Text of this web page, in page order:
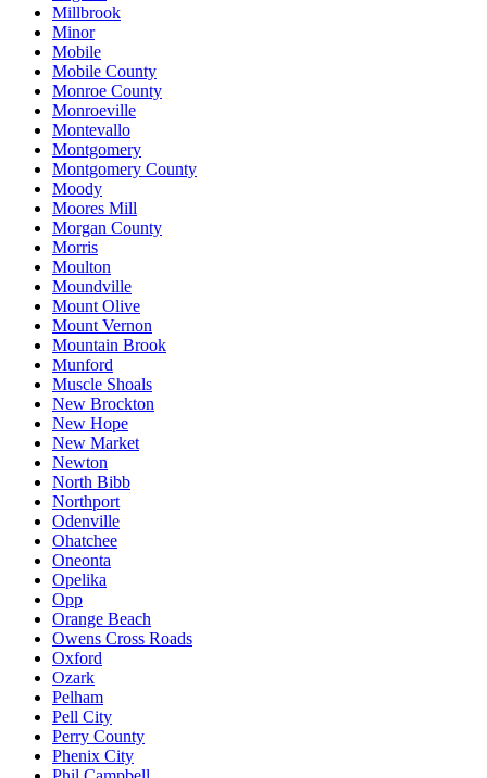
Millbrook
Minor
Mobile
Mobile County
Monroe County
Monroeville
Montevallo
Montgomery
Montgomery County
Moody
Moores Mill
Morgan County
Morris
Moulton
Moundville
Mount Olive
Mount Vernon
Mountain Brook
Munford
Muscle Shoals
New Brockton
New Hope
New Market
Newton
North Bibb
Northport
Odenville
Ohatchee
Oneonta
Opelika
Opp
Orange Beach
Owens Cross Roads
Oxford
Ozark
Pelham
Pell City
Perry County
Phenix City